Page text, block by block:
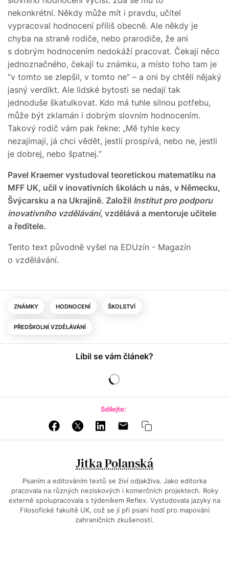
nekonkrétní. Někdy může mít i pravdu, učitel
vypracoval hodnocení příliš obecně. Ale někdy je
chyba na straně rodiče, nebo prarodiče, že ani
s dobrým hodnocením nedokáží pracovat. Čekají něco
jednoznačného, čekají tu známku, a místo toho tam je
“v tomto se zlepšil, v tomto ne” – a oni by chtěli nějaký
jasný verdikt. Ale lidské bytosti se nedají tak
jednoduše škatulkovat. Kdo má tuhle silnou potřebu,
může být zklamán i dobrým slovním hodnocením.
Takový rodič vám pak řekne: „Mě tyhle kecy
nezajímají, já chci vědět, jestli prospívá, nebo ne, jestli
je dobrej, nebo špatnej.“
Pavel Kraemer vystudoval teoretickou matematiku na
MFF UK, učil v inovativních školách u nás, v Německu,
Švýcarsku a na Ukrajině. Založil Institut pro podporu
inovativního vzdělávání, vzdělává a mentoruje učitele
a ředitele.
Tento text původně vyšel na EDUzín - Magazín
o vzdělávání.
ZNÁMKY HODNOCENÍ ŠKOLSTVÍ
PŘEDŠKOLNÍ VZDĚLÁVÁNÍ
Líbil se vám článek?
Sdílejte:
Jitka Polanská
Psaním a editováním textů se živí odjakživa. Jako editorka
pracovala na různých neziskových i komerčních projektech. Roky
externě spolupracovala s týdeníkem Reflex. Vystudovala jazyky na
Filosofické fakultě UK, což se jí při psaní hodí pro mapování
zahraničních zkušeností.